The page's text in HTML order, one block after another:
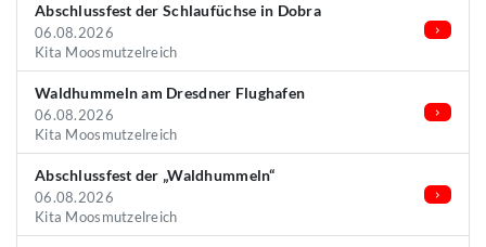
Abschlussfest der Schlaufüchse in Dobra
06.08.2026
Kita Moosmutzelreich
Waldhummeln am Dresdner Flughafen
06.08.2026
Kita Moosmutzelreich
Abschlussfest der „Waldhummeln“
06.08.2026
Kita Moosmutzelreich